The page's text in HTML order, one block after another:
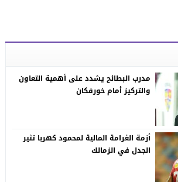
مدرب البطائح يشدد على أهمية التعاون
والتركيز أمام خورفكان
أزمة الغرامة المالية لمحمود كهربا تثير
الجدل في الزمالك